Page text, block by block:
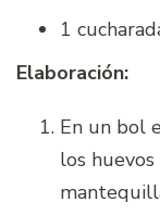
1
Elaboración:
En un bol
los